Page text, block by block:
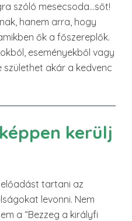
szóló mesecsoda…sőt!
hanem arra, hogy
ők a főszereplők.
eseményekből vagy
születhet akár a kedvenc
kerülj
előadást tartani az
levonni. Nem
a “Bezzeg a királyfi